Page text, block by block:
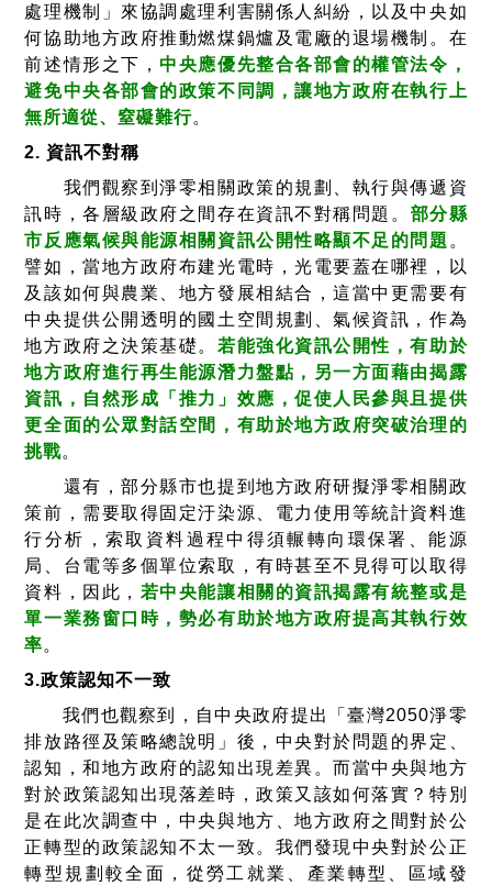
處理機制」來協調處理利害關係人糾紛，以及中央如
何協助地方政府推動燃煤鍋爐及電廠的退場機制。在
前述情形之下，中央應優先整合各部會的權管法令，
避免中央各部會的政策不同調，讓地方政府在執行上
無所適從、窒礙難行。
2. 資訊不對稱
我們觀察到淨零相關政策的規劃、執行與傳遞資
訊時，各層級政府之間存在資訊不對稱問題。 部分縣
市反應氣候與能源相關資訊公開性略顯不足的問題 。
譬如，當地方政府布建光電時，光電要蓋在哪裡，以
及該如何與農業、地方發展相結合，這當中更需要有
中央提供公開透明的國土空間規劃、氣候資訊，作為
地方政府之決策基礎。 若能強化資訊公開性，有助於
地方政府進行再生能源潛力盤點，另一方面藉由揭露
資訊，自然形成「推力」效應，促使人民參與且提供
更全面的公眾對話空間，有助於地方政府突破治理的
挑戰。
還有，部分縣市也提到地方政府研擬淨零相關政
策前，需要取得固定汙染源、電力使用等統計資料進
行分析，索取資料過程中得須輾轉向環保署、能源
局、台電等多個單位索取，有時甚至不見得可以取得
資料，因此， 若中央能讓相關的資訊揭露有統整或是
單一業務窗口時，勢必有助於地方政府提高其執行效
率。
3.政策認知不一致
我們也觀察到，自中央政府提出「臺灣2050淨零
排放路徑及策略總說明」後，中央對於問題的界定、
認知，和地方政府的認知出現差異。而當中央與地方
對於政策認知出現落差時，政策又該如何落實？特別
是在此次調查中，中央與地方、地方政府之間對於公
正轉型的政策認知不太一致。我們發現中央對於公正
轉型規劃較全面，從勞工就業、產業轉型、區域發